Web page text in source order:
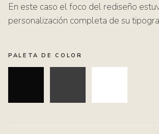
En este caso el foco del rediseño
personalización completa de su
PALETA DE COLOR